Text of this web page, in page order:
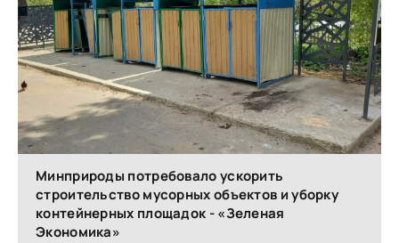
Минприроды потребовало ускорить
строительство мусорных объектов и уборку
контейнерных площадок - «Зеленая
Экономика»